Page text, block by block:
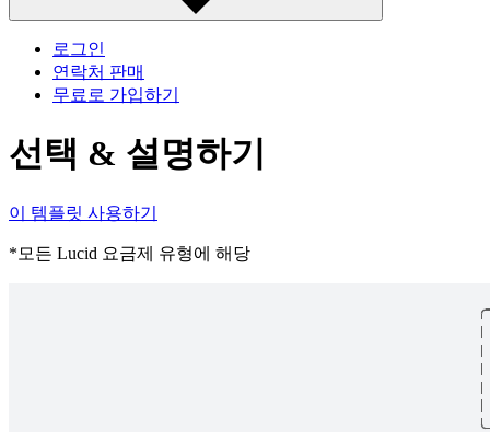
로그인
연락처 판매
무료로 가입하기
선택 & 설명하기
이 템플릿 사용하기
*모든 Lucid 요금제 유형에 해당